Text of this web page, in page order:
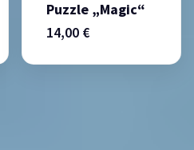
Puzzle „Magic“
14,00 €